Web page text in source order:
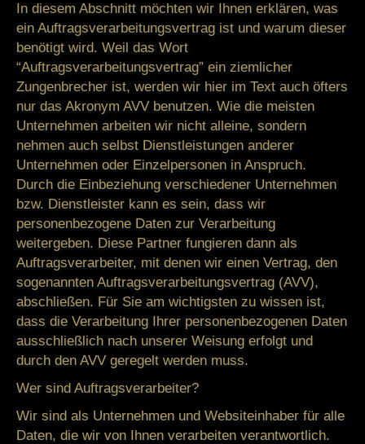
In diesem Abschnitt möchten wir Ihnen erklären, was
ein Auftragsverarbeitungsvertrag ist und warum dieser
benötigt wird. Weil das Wort
“Auftragsverarbeitungsvertrag” ein ziemlicher
Zungenbrecher ist, werden wir hier im Text auch öfters
nur das Akronym AVV benutzen. Wie die meisten
Unternehmen arbeiten wir nicht alleine, sondern
nehmen auch selbst Dienstleistungen anderer
Unternehmen oder Einzelpersonen in Anspruch.
Durch die Einbeziehung verschiedener Unternehmen
bzw. Dienstleister kann es sein, dass wir
personenbezogene Daten zur Verarbeitung
weitergeben. Diese Partner fungieren dann als
Auftragsverarbeiter, mit denen wir einen Vertrag, den
sogenannten Auftragsverarbeitungsvertrag (AVV),
abschließen. Für Sie am wichtigsten zu wissen ist,
dass die Verarbeitung Ihrer personenbezogenen Daten
ausschließlich nach unserer Weisung erfolgt und
durch den AVV geregelt werden muss.
Wer sind Auftragsverarbeiter?
Wir sind als Unternehmen und Websiteinhaber für alle
Daten, die wir von Ihnen verarbeiten verantwortlich.